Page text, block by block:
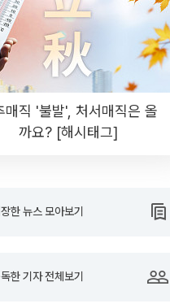
매직 '불발', 처서매직은 올
까요? [해시태그]
한 뉴스 모아보기
한 기자 전체보기